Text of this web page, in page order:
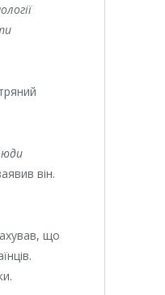
він.
що